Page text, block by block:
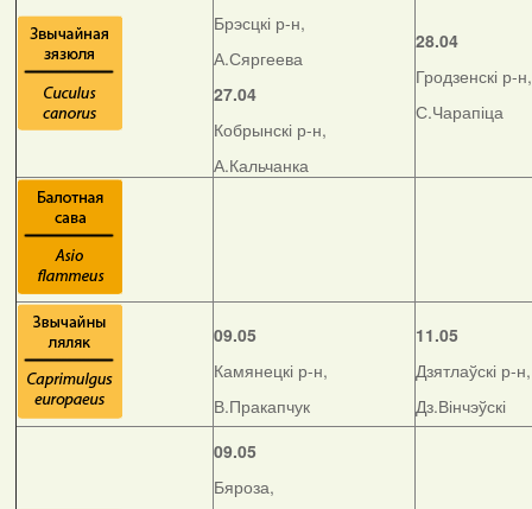
Брэсцкі р-н,
А.Сяргеева
27.04
Кобрынскі р-н,
А.Кальчанка
28.04
Гродзенскі р-н,
С.Чарапіца
09.05
Камянецкі р-н,
В.Пракапчук
11.05
Дзятлаўскі р-н,
Дз.Вінчэўскі
09.05
Бяроза,